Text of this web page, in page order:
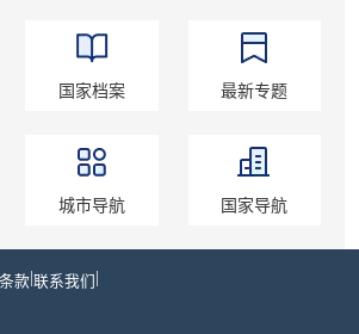
国家档案 最新专题
城市导航 国家导航
款 联系我们